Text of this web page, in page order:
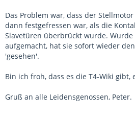
Das Problem war, dass der
dann festgefressen war, als die
Slavetüren überbrückt wurde.
aufgemacht, hat sie sofort wieder
'gesehen'.
Bin ich froh, dass es die T4-Wiki gibt,
Gruß an alle Leidensgenossen, Peter.